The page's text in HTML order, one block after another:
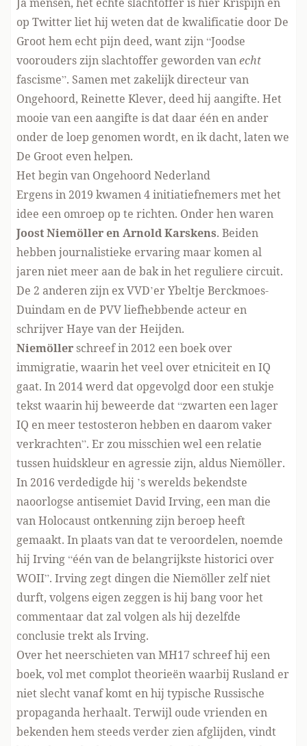
op Twitter liet hij weten dat de kwalificatie door De
Groot hem echt pijn deed, want zijn“Joodse
voorouders zijn slachtoffer geworden vanecht
fascisme”. Samen met zakelijk directeur van
Ongehoord, Reinette Klever, deed hij aangifte. Het
mooie van een aangifte is dat daar één en ander
onder de loep genomen wordt, en ik dacht, laten we
De Groot even helpen.
Het begin van Ongehoord Nederland
Ergens in 2019 kwamen 4 initiatiefnemers met het
idee een omroep op te richten. Onder hen waren
Joost Niemöller en Arnold Karskens. Beiden
hebben journalistieke ervaring maar komen al
jaren niet meer aan de bak in het reguliere circuit.
De 2 anderen zijn ex VVD’er Ybeltje Berckmoes-
Duindam en de PVV liefhebbende acteur en
schrijver Haye van der Heijden.
Niemöllerschreef in 2012 een boek over
immigratie, waarin het veel over etniciteit en IQ
gaat. In 2014 werd dat opgevolgd door een stukje
tekst waarin hij beweerde dat “zwarten een lager
IQ en meer testosteron hebben en daarom vaker
verkrachten”. Er zou misschien wel een relatie
tussen huidskleur en agressie zijn, aldus Niemöller.
In 2016 verdedigde hij ’s werelds bekendste
naoorlogse antisemiet David Irving, een man die
vanHolocaust ontkenningzijn beroep heeft
gemaakt. In plaats van dat te veroordelen, noemde
hij Irving “één van de belangrijkste historici over
WOII”. Irving zegt dingen die Niemöllerzelf niet
durft, volgens eigen zeggen is hij bang voor het
commentaar dat zal volgen als hij dezelfde
conclusie trekt als Irving.
Over het neerschieten van MH17 schreef hij een
boek, vol met complot theorieën waarbij Rusland er
niet slecht vanaf komt en hij typische Russische
propaganda herhaalt. Terwijl oude vrienden en
bekenden hem steeds verder zien afglijden, vindt